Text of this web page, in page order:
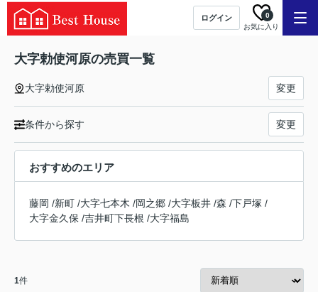
ログイン
お気に入り
0
大字勅使河原の売買一覧
大字勅使河原 変更
条件から探す 変更
おすすめのエリア
藤岡 /新町 /大字七本木 /岡之郷 /大字板井 /森 /下戸塚 /
大字金久保 /吉井町下長根 /大字福島
1件